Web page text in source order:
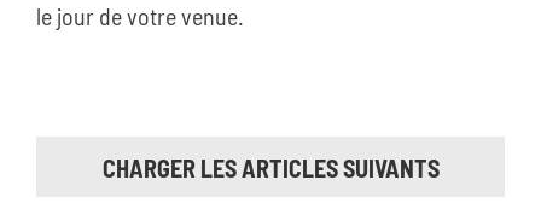
le jour de votre venue.
CHARGER LES ARTICLES SUIVANTS